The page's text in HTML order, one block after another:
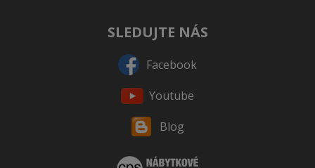
SLEDUJTE NÁS
Facebook
Youtube
Blog